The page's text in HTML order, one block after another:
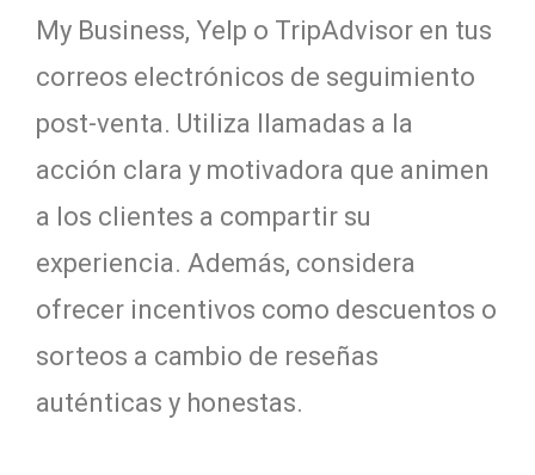
My Business, Yelp o TripAdvisor en tus
correos electrónicos de seguimiento
post-venta. Utiliza llamadas a la
acción clara y motivadora que animen
a los clientes a compartir su
experiencia. Además, considera
ofrecer incentivos como descuentos o
sorteos a cambio de reseñas
auténticas y honestas.